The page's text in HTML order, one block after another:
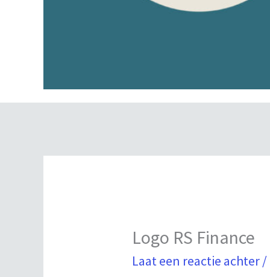
Logo RS Finance
Laat een reactie achter/